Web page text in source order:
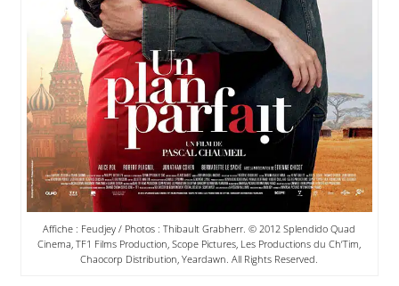
Affiche : Feudjey / Photos : Thibault Grabherr. © 2012 Splendido Quad
Cinema, TF1 Films Production, Scope Pictures, Les Productions du Ch’Tim,
Chaocorp Distribution, Yeardawn. All Rights Reserved.